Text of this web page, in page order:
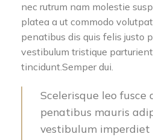
nec rutrum nam molestie
platea a ut commodo
penatibus dis quis felis justo
vestibulum tristique
tincidunt.Semper dui.
Scelerisque leo
penatibus mauris
vestibulum imperdiet